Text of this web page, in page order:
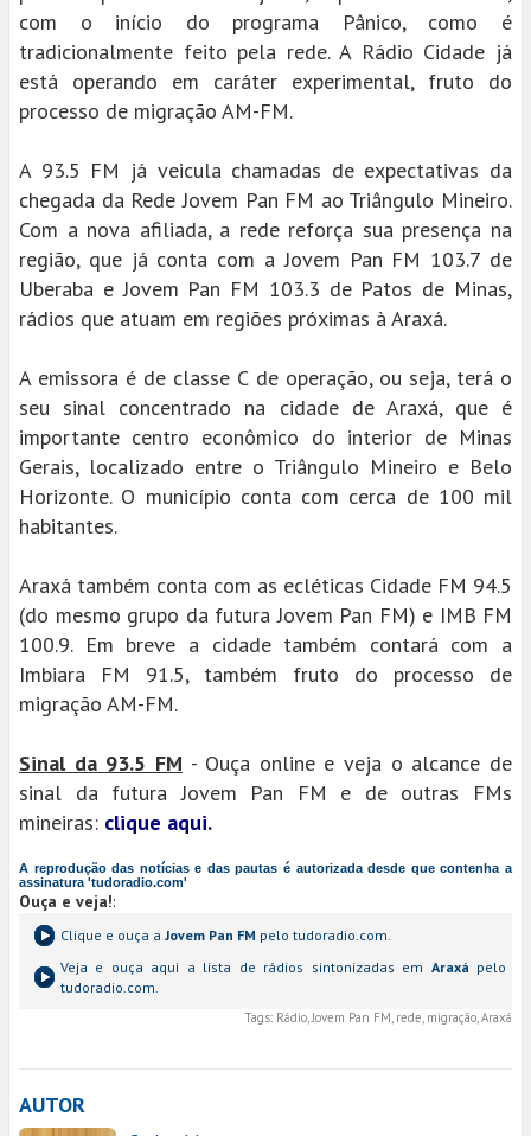
com o início do programa Pânico, como é
tradicionalmente feito pela rede. A Rádio Cidade já
está operando em caráter experimental, fruto do
processo de migração AM-FM.
A 93.5 FM já veicula chamadas de expectativas da
chegada da Rede Jovem Pan FM ao Triângulo Mineiro.
Com a nova afiliada, a rede reforça sua presença na
região, que já conta com a Jovem Pan FM 103.7 de
Uberaba e Jovem Pan FM 103.3 de Patos de Minas,
rádios que atuam em regiões próximas à Araxá.
A emissora é de classe C de operação, ou seja, terá o
seu sinal concentrado na cidade de Araxá, que é
importante centro econômico do interior de Minas
Gerais, localizado entre o Triângulo Mineiro e Belo
Horizonte. O município conta com cerca de 100 mil
habitantes.
Araxá também conta com as ecléticas Cidade FM 94.5
(do mesmo grupo da futura Jovem Pan FM) e IMB FM
100.9. Em breve a cidade também contará com a
Imbiara FM 91.5, também fruto do processo de
migração AM-FM.
Sinal da 93.5 FM - Ouça online e veja o alcance de
sinal da futura Jovem Pan FM e de outras FMs
mineiras: clique aqui.
A reprodução das notícias e das pautas é autorizada desde que contenha a
assinatura 'tudoradio.com'
Ouça e veja!:
Clique e ouça a Jovem Pan FM pelo tudoradio.com.
Veja e ouça aqui a lista de rádios sintonizadas em Araxá pelo
tudoradio.com.
Tags: Rádio, Jovem Pan FM, rede, migração, Araxá
AUTOR